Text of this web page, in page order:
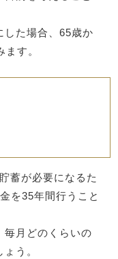
した場合、65歳か
す。
蓄が必要になるた
を35年間行うこと
毎月どのくらいの
う。